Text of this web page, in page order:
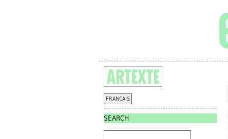
FRANÇAIS
SEARCH